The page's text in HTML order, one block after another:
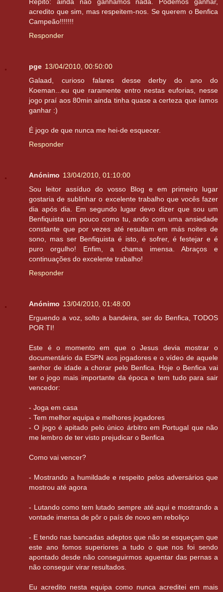
acredito que sim, mas respeitem-nos. Se querem o Benfica
Campeão!!!!!!!
Responder
pge 13/04/2010, 00:50:00
Galaad, curioso falares desse derby do ano do
Koeman...eu que raramente entro nestas euforias, nesse
jogo praí aos 80min ainda tinha quase a certeza que íamos
ganhar :)
É jogo de que nunca me hei-de esquecer.
Responder
Anónimo 13/04/2010, 01:10:00
Sou leitor assíduo do vosso Blog e em primeiro lugar
gostaria de sublinhar o excelente trabalho que vocês fazer
dia após dia. Em segundo lugar devo dizer que sou um
Benfiquista um pouco como tu, ando com uma ansiedade
constante que por vezes até resultam em más noites de
sono, mas ser Benfiquista é isto, é sofrer, é festejar e é
puro orgulho! Enfim, a chama imensa. Abraços e
continuações do excelente trabalho!
Responder
Anónimo 13/04/2010, 01:48:00
Erguendo a voz, solto a bandeira, ser do Benfica, TODOS
POR TI!
Este é o momento em que o Jesus devia mostrar o
documentário da ESPN aos jogadores e o vídeo de aquele
senhor de idade a chorar pelo Benfica. Hoje o Benfica vai
ter o jogo mais importante da época e tem tudo para sair
vencedor:
- Joga em casa
- Tem melhor equipa e melhores jogadores
- O jogo é apitado pelo único árbitro em Portugal que não
me lembro de ter visto prejudicar o Benfica
Como vai vencer?
- Mostrando a humildade e respeito pelos adversários que
mostrou até agora
- Lutando como tem lutado sempre até aqui e mostrando a
vontade imensa de pôr o país de novo em reboliço
- E tendo nas bancadas adeptos que não se esqueçam que
este ano fomos superiores a tudo o que nos foi sendo
apontado desde não conseguirmos aguentar das pernas a
não conseguir virar resultados.
Eu acredito nesta equipa como nunca acreditei em mais